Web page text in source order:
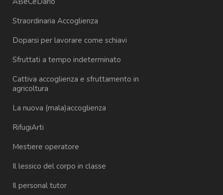
Straordinaria Accoglienza
Doparsi per lavorare come schiavi
Sfruttati a tempo indeterminato
Cattiva accoglienza e sfruttamento in
agricoltura
La nuova (mala)accoglienza
RifugiArti
Mestiere operatore
Il lessico del corpo in classe
Il personal tutor